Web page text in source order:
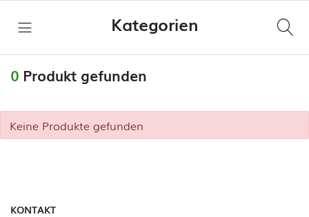
Kategorien
0 Produkt gefunden
Keine Produkte gefunden
KONTAKT
Alle
Kategorien
Taste
STARTSEITE
SEITEN